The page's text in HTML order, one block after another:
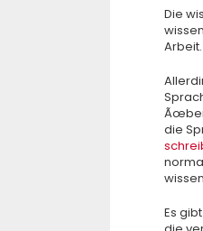
Die
Arbeit.
die
Es